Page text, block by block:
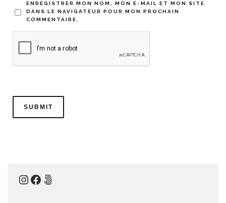
ENREGISTRER MON NOM, MON E-MAIL ET MON SITE
DANS LE NAVIGATEUR POUR MON PROCHAIN
COMMENTAIRE.
Instagram
Facebook
500px